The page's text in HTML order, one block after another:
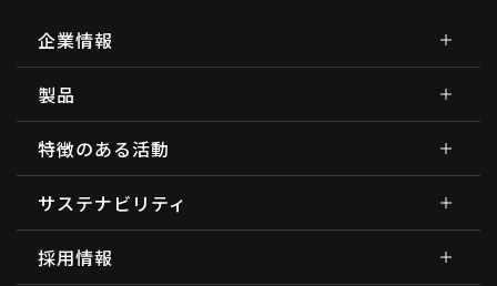
企業情報
製品
特徴のある活動
サステナビリティ
採用情報